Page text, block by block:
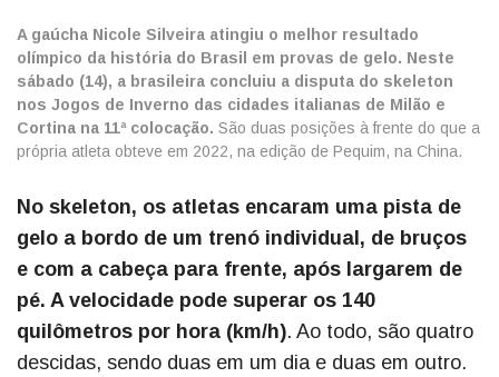
A gaúcha Nicole Silveira atingiu o melhor resultado
olímpico da história do Brasil em provas de gelo. Neste
sábado (14), a brasileira concluiu a disputa do skeleton
nos Jogos de Inverno das cidades italianas de Milão e
Cortina na 11ª colocação. São duas posições à frente do que a
própria atleta obteve em 2022, na edição de Pequim, na China.
No skeleton, os atletas encaram uma pista de
gelo a bordo de um trenó individual, de bruços
e com a cabeça para frente, após largarem de
pé. A velocidade pode superar os 140
quilômetros por hora (km/h). Ao todo, são quatro
descidas, sendo duas em um dia e duas em outro.